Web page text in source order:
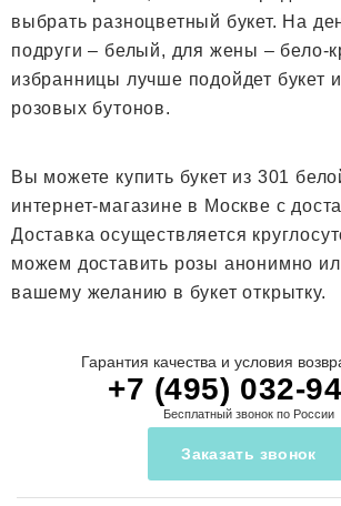
выбрать разноцветный букет. На
подруги – белый, для жены – бело-
избранницы лучше подойдет букет
розовых бутонов.
Вы можете купить букет из 301
интернет-магазине в Москве с
Доставка осуществляется
можем доставить розы анонимно
вашему желанию в букет открытку.
Гарантия качества и условия
+7 (495) 032-
Бесплатный звонок по России
Заказать звонок